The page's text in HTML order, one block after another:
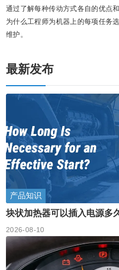
通过了解每种传动方式各自的优点
为什么工程师为机器上的每项任务
维护。
最新发布
产品知识
块状加热器可以插入电源多
2026-08-10